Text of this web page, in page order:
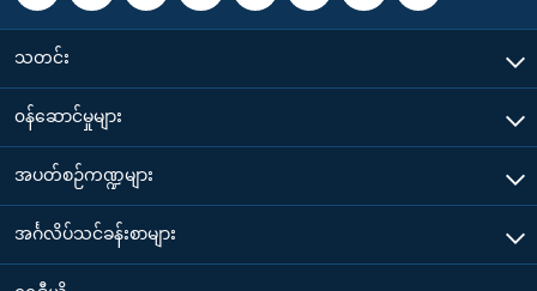
သတင်း
၀န်ဆောင်မှုများ
အပတ်စဉ်ကဏ္ဍများ
အင်္ဂလိပ်သင်ခန်းစာများ